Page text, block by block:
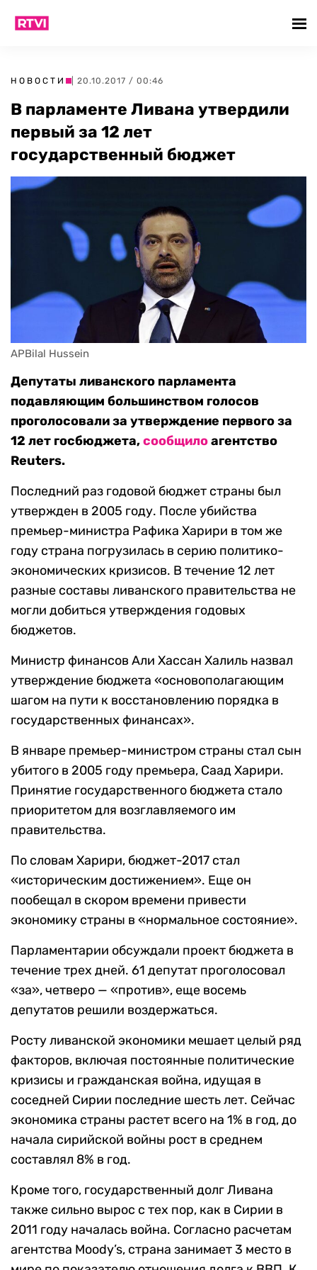
НОВОСТИ | 20.10.2017 / 00:46
В парламенте Ливана утвердили
первый за 12 лет
государственный бюджет
APBilal Hussein
Депутаты ливанского парламента
подавляющим большинством голосов
проголосовали за утверждение первого за
12 лет госбюджета,сообщилоагентство
Reuters.
Последний раз годовой бюджет страны был
утвержден в 2005 году. После убийства
премьер-министра Рафика Харири в том же
году страна погрузилась в серию политико-
экономических кризисов. В течение 12 лет
разные составы ливанского правительства не
могли добиться утверждения годовых
бюджетов.
Министр финансов Али Хассан Халиль назвал
утверждение бюджета «основополагающим
шагом на пути к восстановлению порядка в
государственных финансах».
В январе премьер-министром страны стал сын
убитого в 2005 году премьера, Саад Харири.
Принятие государственного бюджета стало
приоритетом для возглавляемого им
правительства.
По словам Харири, бюджет-2017 стал
«историческим достижением». Еще он
пообещал в скором времени привести
экономику страны в «нормальное состояние».
Парламентарии обсуждали проект бюджета в
течение трех дней. 61 депутат проголосовал
«за», четверо — «против», еще восемь
депутатов решили воздержаться.
Росту ливанской экономики мешает целый ряд
факторов, включая постоянные политические
кризисы и гражданская война, идущая в
соседней Сирии последние шесть лет. Сейчас
экономика страны растет всего на 1% в год, до
начала сирийской войны рост в среднем
составлял 8% в год.
Кроме того, государственный долг Ливана
также сильно вырос с тех пор, как в Сирии в
2011 году началась война. Согласно расчетам
агентства Moody’s, страна занимает 3 место в